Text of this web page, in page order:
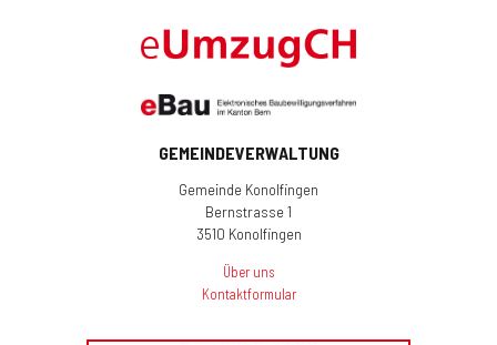
GEMEINDEVERWALTUNG
Gemeinde Konolfingen
Bernstrasse 1
3510 Konolfingen
Über uns
Kontaktformular